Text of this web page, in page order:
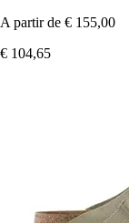
A partir de € 155,00
€ 104,65